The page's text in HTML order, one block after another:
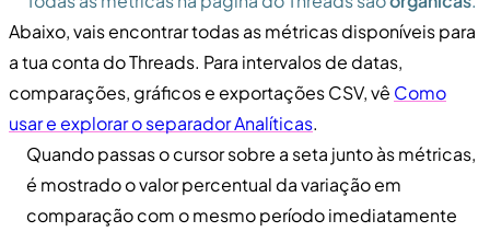
Abaixo, vais encontrar todas as métricas disponíveis para
a tua conta do Threads. Para intervalos de datas,
comparações, gráficos e exportações CSV, vê Como
usar e explorar o separador Analíticas.
Quando passas o cursor sobre a seta junto às métricas,
é mostrado o valor percentual da variação em
comparação com o mesmo período imediatamente